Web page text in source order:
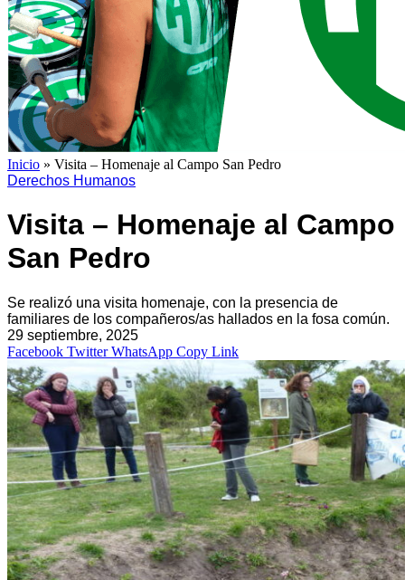
Inicio » Visita – Homenaje al Campo San Pedro
Derechos Humanos
Visita – Homenaje al Campo
San Pedro
Se realizó una visita homenaje, con la presencia de
familiares de los compañeros/as hallados en la fosa común.
29 septiembre, 2025
Facebook Twitter WhatsApp Copy Link